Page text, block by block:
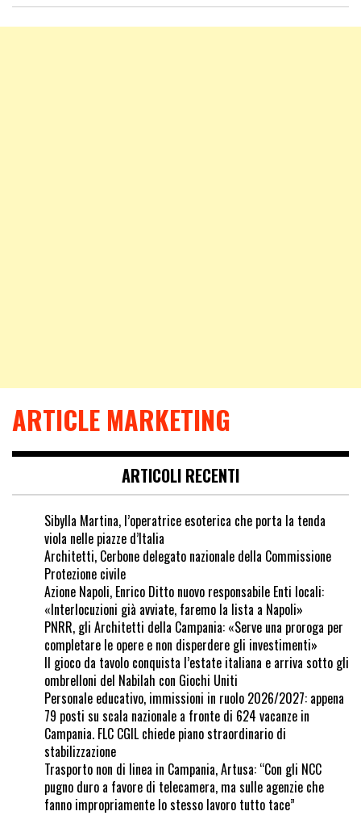
ARTICLE MARKETING
ARTICOLI RECENTI
Sibylla Martina, l’operatrice esoterica che porta la tenda
viola nelle piazze d’Italia
Architetti, Cerbone delegato nazionale della Commissione
Protezione civile
Azione Napoli, Enrico Ditto nuovo responsabile Enti locali:
«Interlocuzioni già avviate, faremo la lista a Napoli»
PNRR, gli Architetti della Campania: «Serve una proroga per
completare le opere e non disperdere gli investimenti»
Il gioco da tavolo conquista l’estate italiana e arriva sotto gli
ombrelloni del Nabilah con Giochi Uniti
Personale educativo, immissioni in ruolo 2026/2027: appena
79 posti su scala nazionale a fronte di 624 vacanze in
Campania. FLC CGIL chiede piano straordinario di
stabilizzazione
Trasporto non di linea in Campania, Artusa: “Con gli NCC
pugno duro a favore di telecamera, ma sulle agenzie che
fanno impropriamente lo stesso lavoro tutto tace”